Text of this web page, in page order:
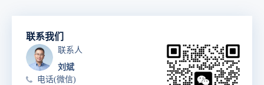
联系我们
联系人
刘斌
电话(微信)